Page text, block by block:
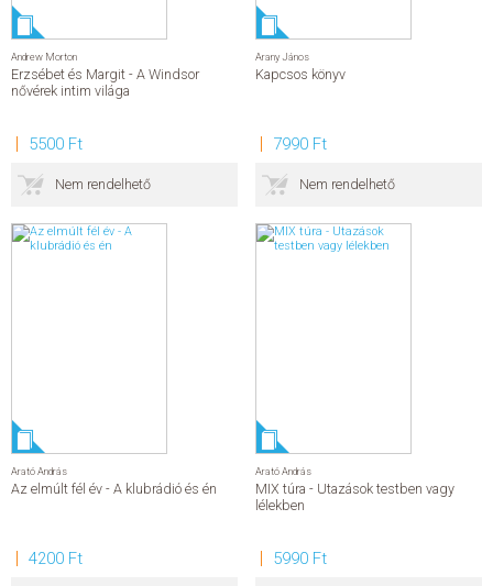
Andrew Morton
Erzsébet és Margit - A Windsor
nővérek intim világa
5500 Ft
Nem rendelhető
Arany János
Kapcsos könyv
7990 Ft
Nem rendelhető
Arató András
Az elmúlt fél év - A klubrádió és én
4200 Ft
Arató András
MIX túra - Utazások testben vagy
lélekben
5990 Ft